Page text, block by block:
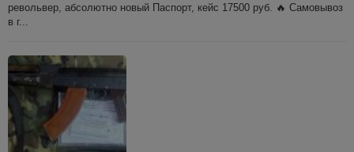
револьвер, абсолютно новый Паспорт, кейс 17500 руб. 🔥 Самовывоз
в г...